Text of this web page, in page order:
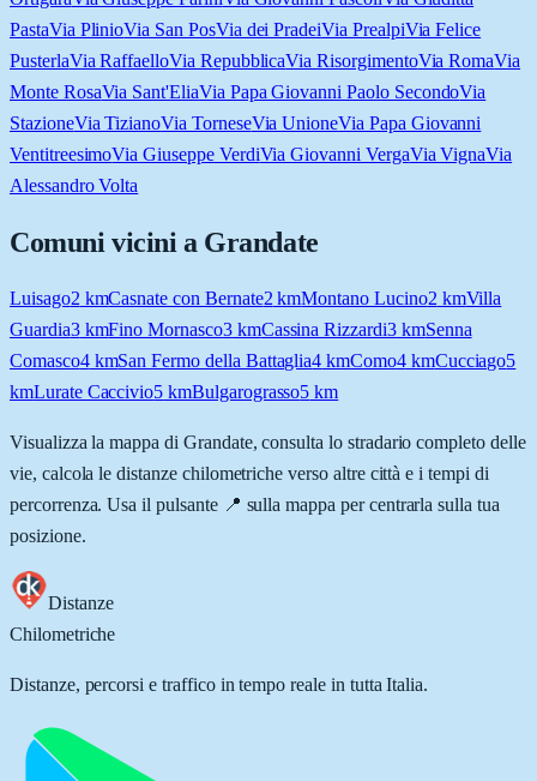
PastaVia PlinioVia San PosVia dei PradeiVia PrealpiVia Felice
PusterlaVia RaffaelloVia RepubblicaVia RisorgimentoVia RomaVia
Monte RosaVia Sant'EliaVia Papa Giovanni Paolo SecondoVia
StazioneVia TizianoVia TorneseVia UnioneVia Papa Giovanni
VentitreesimoVia Giuseppe VerdiVia Giovanni VergaVia VignaVia
Alessandro Volta
Comuni vicini a Grandate
Luisago2 kmCasnate con Bernate2 kmMontano Lucino2 kmVilla
Guardia3kmFino Mornasco3kmCassina Rizzardi3kmSenna
Comasco4kmSan Fermo della Battaglia4 kmComo4kmCucciago5
kmLurate Caccivio5 kmBulgarograsso5 km
Visualizza la mappa di Grandate, consulta lo stradario completo delle
vie, calcola le distanze chilometriche verso altre città e i tempi di
percorrenza. Usa il pulsante 📍 sulla mappa per centrarla sulla tua
posizione.
Distanze
Chilometriche
Distanze, percorsi e traffico in tempo reale in tutta Italia.